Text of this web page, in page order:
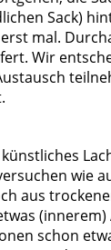
Sack)
mal.
Wir
wie
aus
(innerem)
schon